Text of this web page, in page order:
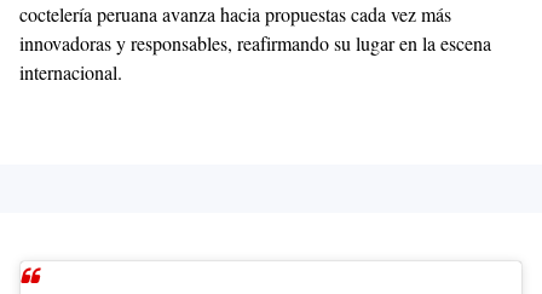
coctelería peruana avanza hacia propuestas cada vez más
innovadoras y responsables, reafirmando su lugar en la escena
internacional.